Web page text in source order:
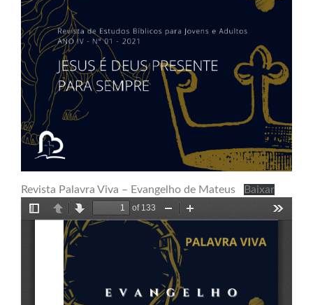
Revista Palavra Viva – Evangelho de Mateus Baixar